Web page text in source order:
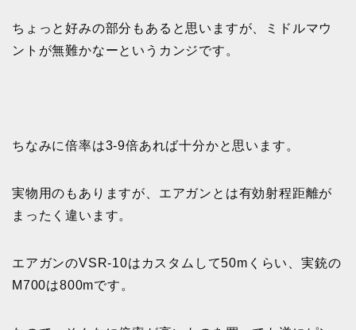
ちょっと好みの部分もあると思いますが、ミドルマウ
ントが無難かなーというカンジです。
ちなみに倍率は3-9倍あれば十分かと思います。
実物用のもありますが、エアガンとは有効射程距離が
まったく違います。
エアガンのVSR-10はカスタムして50mくらい、実銃の
M700は800mです。